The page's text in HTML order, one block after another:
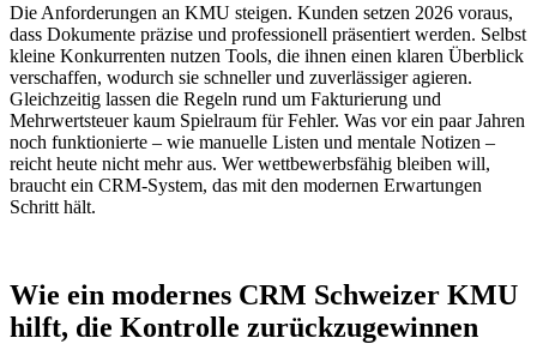
Die Anforderungen an KMU steigen. Kunden setzen 2026 voraus,
dass Dokumente präzise und professionell präsentiert werden. Selbst
kleine Konkurrenten nutzen Tools, die ihnen einen klaren Überblick
verschaffen, wodurch sie schneller und zuverlässiger agieren.
Gleichzeitig lassen die Regeln rund um Fakturierung und
Mehrwertsteuer kaum Spielraum für Fehler. Was vor ein paar Jahren
noch funktionierte – wie manuelle Listen und mentale Notizen –
reicht heute nicht mehr aus. Wer wettbewerbsfähig bleiben will,
braucht ein CRM-System, das mit den modernen Erwartungen
Schritt hält.
Wie ein modernes CRM Schweizer KMU
hilft, die Kontrolle zurückzugewinnen